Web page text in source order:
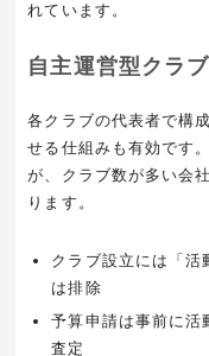
れています。
自主運営型クラ
各クラブの代表者で構
せる仕組みも有効です
が、クラブ数が多い会
ります。
クラブ設立には「活
は排除
予算申請は事前に活
査定